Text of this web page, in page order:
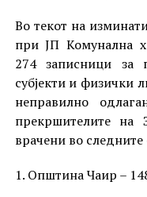
Во текот на
при ЈП Комунална
274 записници за
субјекти и физички
неправилно
прекршителите на
врачени во
1. Општина Чаир –